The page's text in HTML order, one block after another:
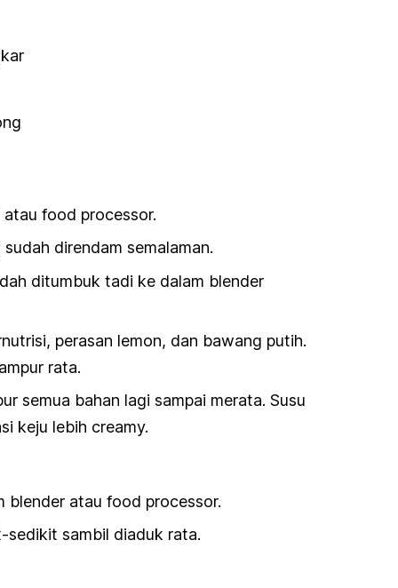
atau food processor.
direndam semalaman.
ditumbuk tadi ke dalam blender
perasan lemon, dan bawang putih.
rata.
semua bahan lagi sampai merata. Susu
keju lebih creamy.
blender atau food processor.
sedikit sambil diaduk rata.